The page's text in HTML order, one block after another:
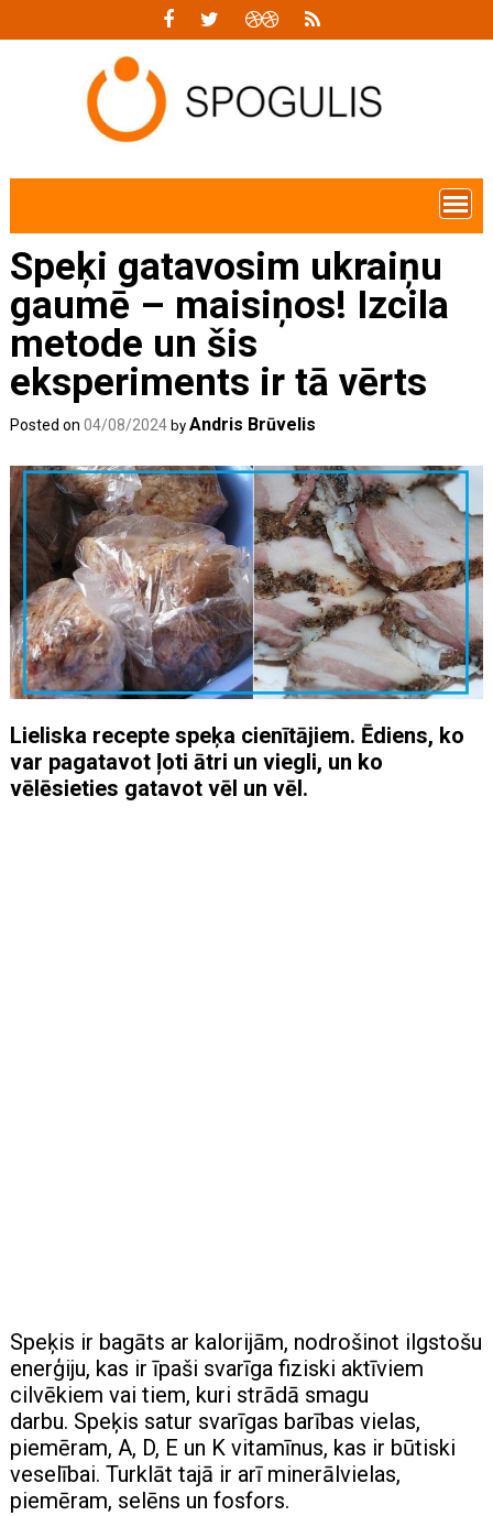
Speķi gatavosim ukraiņu
gaumē – maisiņos! Izcila
metode un šis
eksperiments ir tā vērts
Posted on04/08/2024 byAndris Brūvelis
Lieliska recepte speķa cienītājiem. Ēdiens, ko
var pagatavot ļoti ātri un viegli, un ko
vēlēsieties gatavot vēl un vēl.
Speķis ir bagāts ar kalorijām, nodrošinot ilgstošu
enerģiju, kas ir īpaši svarīga fiziski aktīviem
cilvēkiem vai tiem, kuri strādā smagu
darbu. Speķis satur svarīgas barības vielas,
piemēram, A, D, E un K vitamīnus, kas ir būtiski
veselībai. Turklāt tajā ir arī minerālvielas,
piemēram, selēns un fosfors.